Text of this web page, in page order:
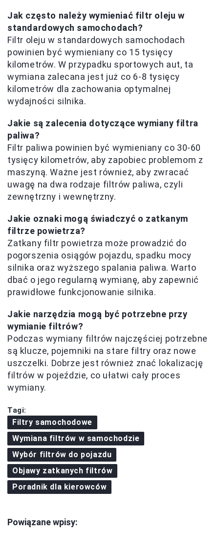
Jak często należy wymieniać filtr oleju w
standardowych samochodach?
Filtr oleju w standardowych samochodach
powinien być wymieniany co 15 tysięcy
kilometrów. W przypadku sportowych aut, ta
wymiana zalecana jest już co 6-8 tysięcy
kilometrów dla zachowania optymalnej
wydajności silnika.
Jakie są zalecenia dotyczące wymiany filtra
paliwa?
Filtr paliwa powinien być wymieniany co 30-60
tysięcy kilometrów, aby zapobiec problemom z
maszyną. Ważne jest również, aby zwracać
uwagę na dwa rodzaje filtrów paliwa, czyli
zewnętrzny i wewnętrzny.
Jakie oznaki mogą świadczyć o zatkanym
filtrze powietrza?
Zatkany filtr powietrza może prowadzić do
pogorszenia osiągów pojazdu, spadku mocy
silnika oraz wyższego spalania paliwa. Warto
dbać o jego regularną wymianę, aby zapewnić
prawidłowe funkcjonowanie silnika.
Jakie narzędzia mogą być potrzebne przy
wymianie filtrów?
Podczas wymiany filtrów najczęściej potrzebne
są klucze, pojemniki na stare filtry oraz nowe
uszczelki. Dobrze jest również znać lokalizację
filtrów w pojeździe, co ułatwi cały proces
wymiany.
Tagi:
Filtry samochodowe
Wymiana filtrów w samochodzie
Wybór filtrów do pojazdu
Objawy zatkanych filtrów
Poradnik dla kierowców
Powiązane wpisy: